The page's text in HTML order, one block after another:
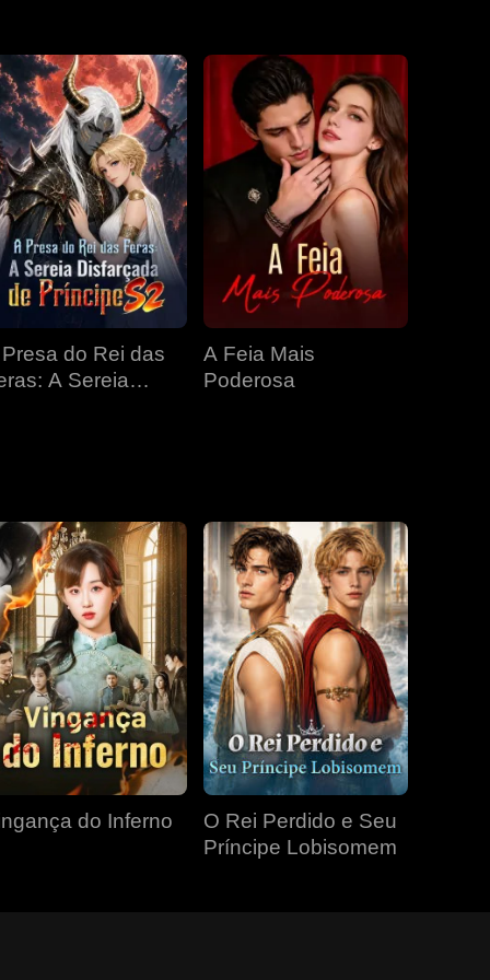
EP 34 EP 35 EP 36
EP 37 EP 38 EP 39
do Rei das
A Sereia
A Feia Mais
Poderosa
do Inferno
O Rei Perdido e Seu
Príncipe Lobisomem